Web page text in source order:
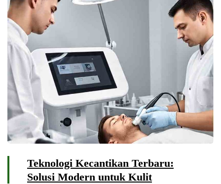
Teknologi Kecantikan Terbaru:
Solusi Modern untuk Kulit